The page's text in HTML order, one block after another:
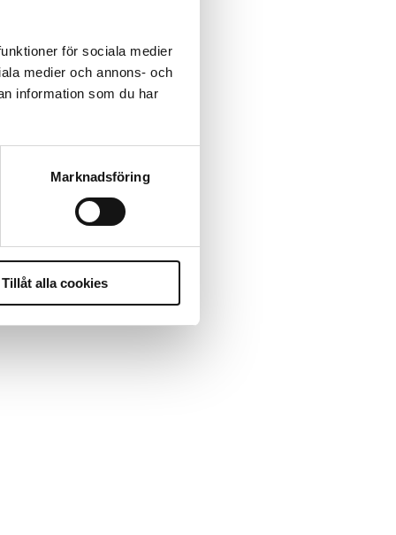
för sociala medier
medier och annons- och
information som du har
Marknadsföring
Tillåt alla cookies